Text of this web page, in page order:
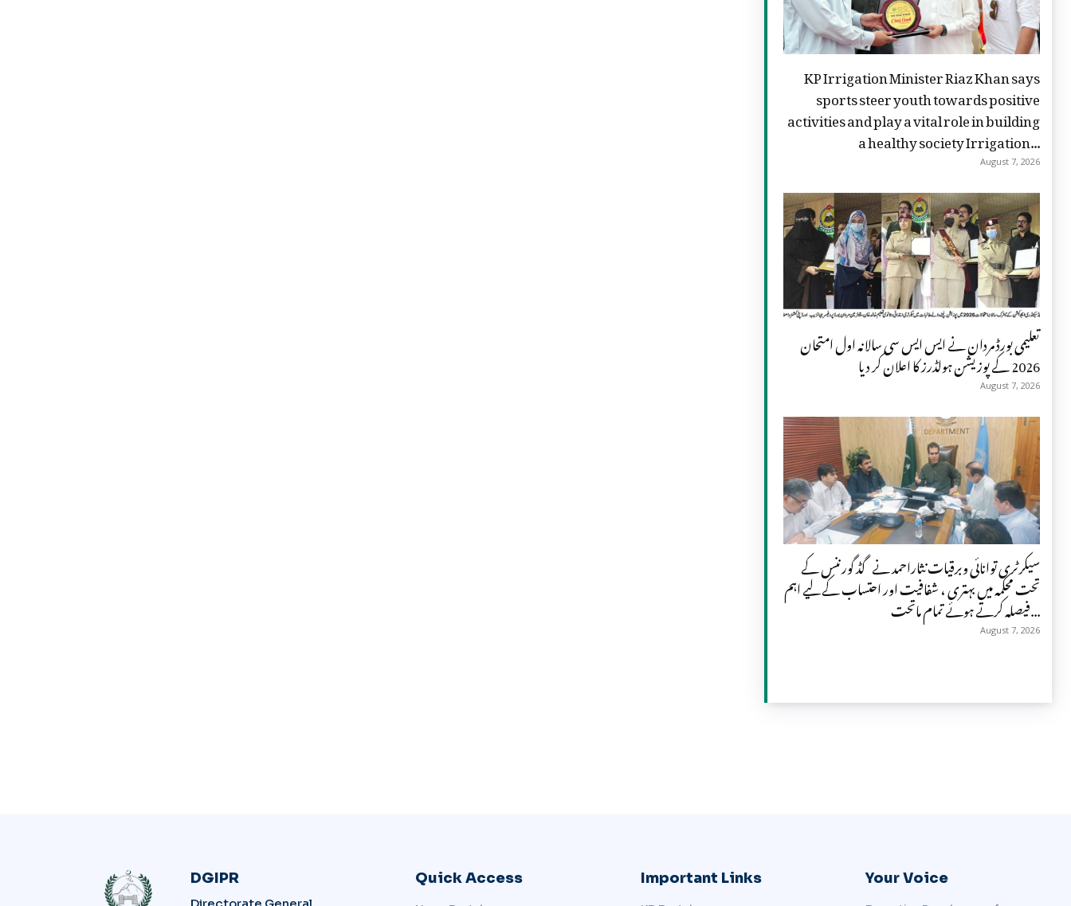
KP Irrigation Minister Riaz Khan says
sports steer youth towards positive
activities and play a vital role in building
a healthy society Irrigation...
August 7, 2026
تعلیمی بورڈ مردان نے ایس ایس سی سالانہ اول امتحان
2026 کے پوزیشن ہولڈرز کا اعلان کر دیا
August 7, 2026
سیکرٹری توانائی وبرقیات نثاراحمد نے گڈ گورننس کے
تحت محکمہ میں بہتری ، شفافیت اور احتساب کے لیے اہم
فیصلہ کرتے ہوئے تمام ماتحت...
August 7, 2026
DGIPR Quick Access Important Links Your Voice